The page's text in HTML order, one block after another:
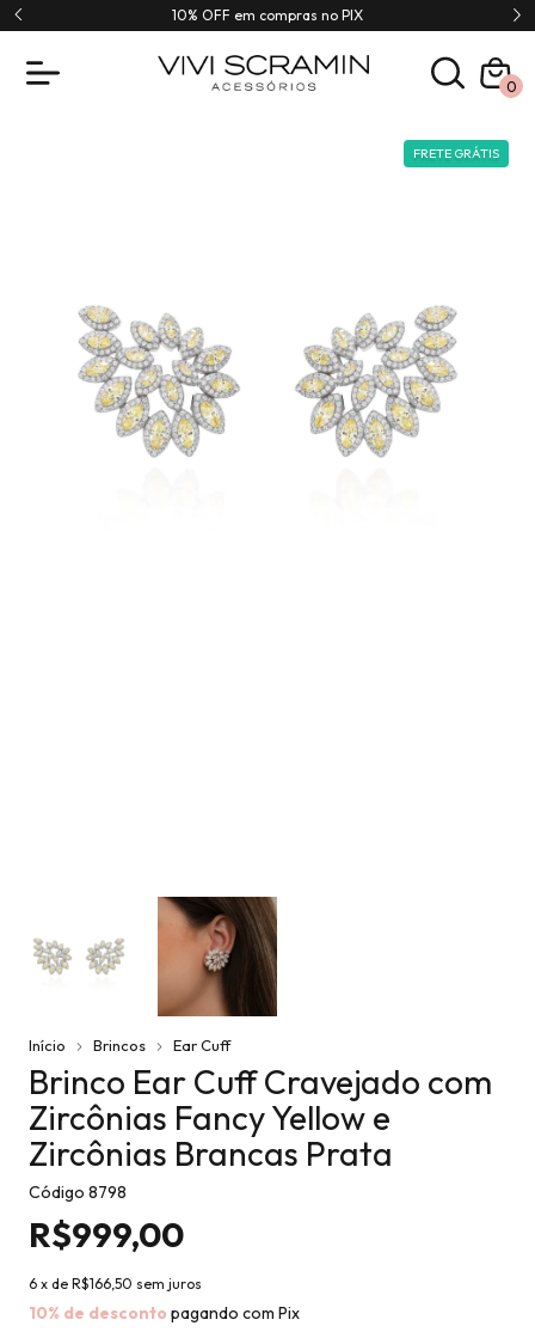
10% OFF em compras no PIX
0
FRETE GRÁTIS
Início Brincos Ear Cuff
Brinco Ear Cuff Cravejado com
Zircônias Fancy Yellow e
Zircônias Brancas Prata
Código 8798
R$999,00
6 x de R$166,50 sem juros
10% de desconto pagando com Pix